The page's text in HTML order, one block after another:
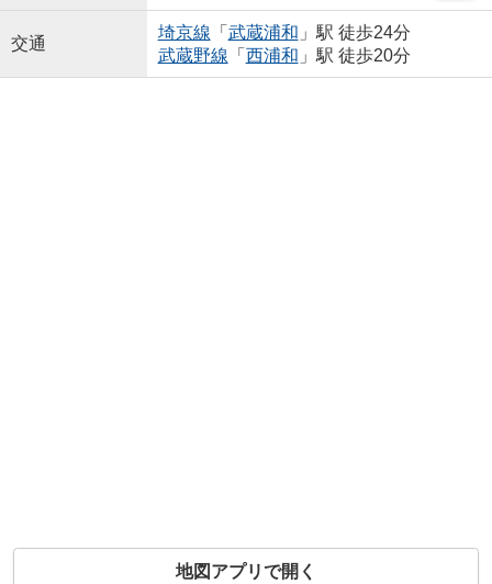
交通
埼京線 「 武蔵浦和 」駅 徒歩24分
武蔵野線 「 西浦和 」駅 徒歩20分
地図アプリで開く